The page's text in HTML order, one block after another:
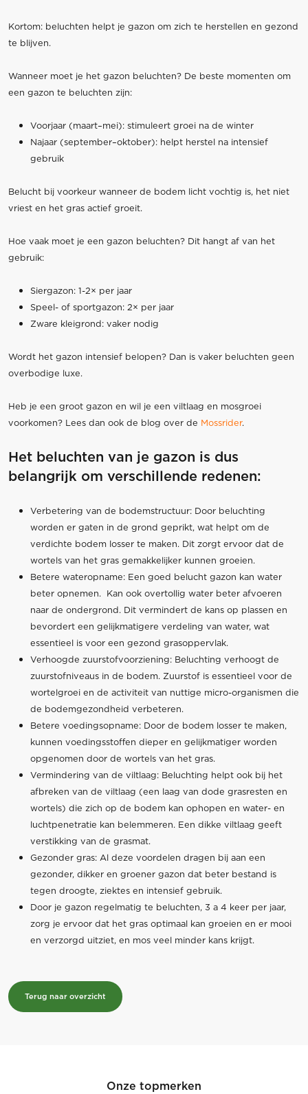
Kortom: beluchten helpt je gazon om zich te herstellen en gezond
te blijven.
Wanneer moet je het gazon beluchten? De beste momenten om
een gazon te beluchten zijn:
Voorjaar (maart–mei): stimuleert groei na de winter
Najaar (september–oktober): helpt herstel na intensief
gebruik
Belucht bij voorkeur wanneer de bodem licht vochtig is, het niet
vriest en het gras actief groeit.
Hoe vaak moet je een gazon beluchten? Dit hangt af van het
gebruik:
Siergazon: 1-2× per jaar
Speel- of sportgazon: 2× per jaar
Zware kleigrond: vaker nodig
Wordt het gazon intensief belopen? Dan is vaker beluchten geen
overbodige luxe.
Heb je een groot gazon en wil je een viltlaag en mosgroei
voorkomen? Lees dan ook de blog over de Mossrider.
Het beluchten van je gazon is dus
belangrijk om verschillende redenen:
Verbetering van de bodemstructuur: Door beluchting
worden er gaten in de grond geprikt, wat helpt om de
verdichte bodem losser te maken. Dit zorgt ervoor dat de
wortels van het gras gemakkelijker kunnen groeien.
Betere wateropname: Een goed belucht gazon kan water
beter opnemen. Kan ook overtollig water beter afvoeren
naar de ondergrond. Dit vermindert de kans op plassen en
bevordert een gelijkmatigere verdeling van water, wat
essentieel is voor een gezond grasoppervlak.
Verhoogde zuurstofvoorziening: Beluchting verhoogt de
zuurstofniveaus in de bodem. Zuurstof is essentieel voor de
wortelgroei en de activiteit van nuttige micro-organismen die
de bodemgezondheid verbeteren.
Betere voedingsopname: Door de bodem losser te maken,
kunnen voedingsstoffen dieper en gelijkmatiger worden
opgenomen door de wortels van het gras.
Vermindering van de viltlaag: Beluchting helpt ook bij het
afbreken van de viltlaag (een laag van dode grasresten en
wortels) die zich op de bodem kan ophopen en water- en
luchtpenetratie kan belemmeren. Een dikke viltlaag geeft
verstikking van de grasmat.
Gezonder gras: Al deze voordelen dragen bij aan een
gezonder, dikker en groener gazon dat beter bestand is
tegen droogte, ziektes en intensief gebruik.
Door je gazon regelmatig te beluchten, 3 a 4 keer per jaar,
zorg je ervoor dat het gras optimaal kan groeien en er mooi
en verzorgd uitziet, en mos veel minder kans krijgt.
Terug naar overzicht
Onze topmerken